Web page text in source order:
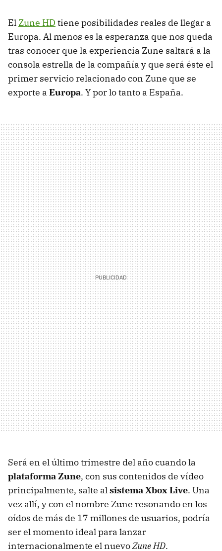
El Zune HD tiene posibilidades reales de llegar a
Europa. Al menos es la esperanza que nos queda
tras conocer que la experiencia Zune saltará a la
consola estrella de la compañía y que será éste el
primer servicio relacionado con Zune que se
exporte a Europa. Y por lo tanto a España.
Será en el último trimestre del año cuando la
plataforma Zune, con sus contenidos de vídeo
principalmente, salte alsistema Xbox Live. Una
vez allí, y con el nombre Zune resonando en los
oídos de más de 17 millones de usuarios, podría
ser el momento ideal para lanzar
internacionalmente el nuevoZune HD.